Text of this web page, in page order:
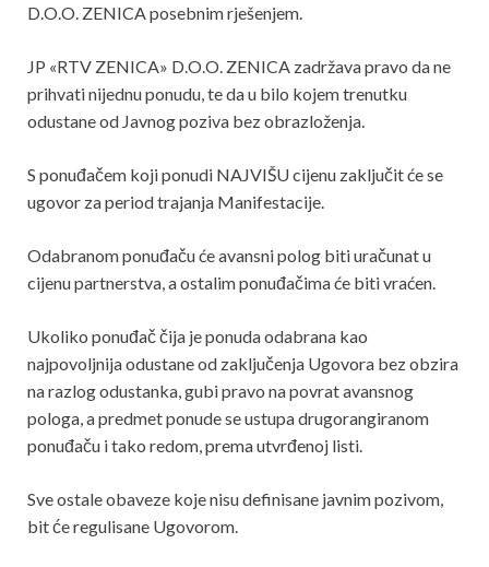
D.O.O. ZENICA posebnim rješenjem.
JP «RTV ZENICA» D.O.O. ZENICA zadržava pravo da ne
prihvati nijednu ponudu, te da u bilo kojem trenutku
odustane od Javnog poziva bez obrazloženja.
S ponuđačem koji ponudi NAJVIŠU cijenu zaključit će se
ugovor za period trajanja Manifestacije.
Odabranom ponuđaču će avansni polog biti uračunat u
cijenu partnerstva, a ostalim ponuđačima će biti vraćen.
Ukoliko ponuđač čija je ponuda odabrana kao
najpovoljnija odustane od zaključenja Ugovora bez obzira
na razlog odustanka, gubi pravo na povrat avansnog
pologa, a predmet ponude se ustupa drugorangiranom
ponuđaču i tako redom, prema utvrđenoj listi.
Sve ostale obaveze koje nisu definisane javnim pozivom,
bit će regulisane Ugovorom.